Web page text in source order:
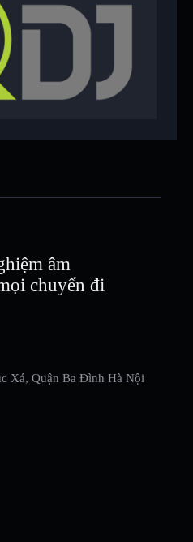
âm
chuyến đi
Xá, Quận Ba Đình Hà Nội